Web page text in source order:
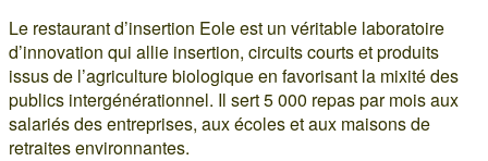
Le restaurant d’insertion Eole est un véritable laboratoire
d’innovation qui allie insertion, circuits courts et produits
issus de l’agriculture biologique en favorisant la mixité des
publics intergénérationnel. Il sert 5 000 repas par mois aux
salariés des entreprises, aux écoles et aux maisons de
retraites environnantes.